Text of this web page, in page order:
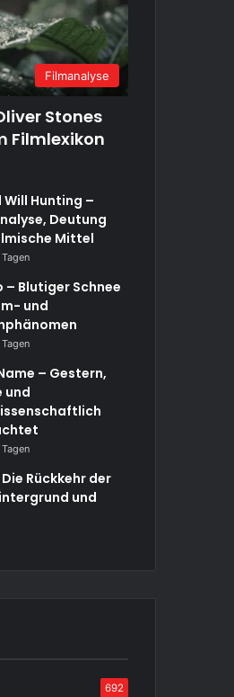
Filmanalyse
Stones
Filmlexikon
Will Hunting –
Deutung
Mittel
– Blutiger Schnee
und
– Gestern,
und
Rückkehr der
und
692